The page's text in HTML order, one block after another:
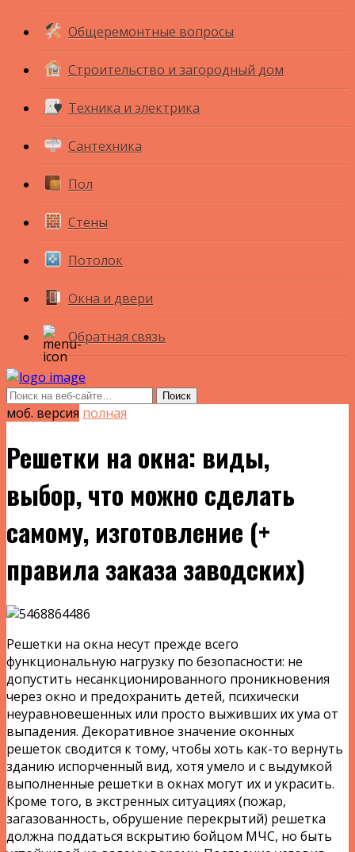
Общеремонтные вопросы
Строительство и загородный дом
Техника и электрика
Сантехника
Пол
Стены
Потолок
Окна и двери
Обратная связь
моб. версия полная
Решетки на окна: виды,
выбор, что можно сделать
самому, изготовление (+
правила заказа заводских)
Решетки на окна несут прежде всего
функциональную нагрузку по безопасности: не
допустить несанкционированного проникновения
через окно и предохранить детей, психически
неуравновешенных или просто выживших их ума от
выпадения. Декоративное значение оконных
решеток сводится к тому, чтобы хоть как-то вернуть
зданию испорченный вид, хотя умело и с выдумкой
выполненные решетки в окнах могут их и украсить.
Кроме того, в экстренных ситуациях (пожар,
загазованность, обрушение перекрытий) решетка
должна поддаться вскрытию бойцом МЧС, но быть